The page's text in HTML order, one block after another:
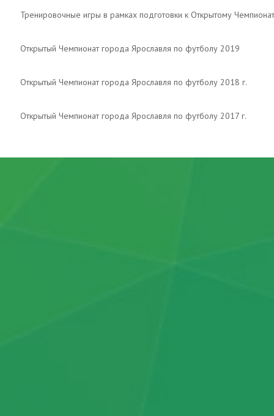
Тренировочные игры в рамках подготовки к Открытому
Открытый Чемпионат города Ярославля по футболу 2019
Открытый Чемпионат города Ярославля по футболу 2018 г.
Открытый Чемпионат города Ярославля по футболу 2017 г.